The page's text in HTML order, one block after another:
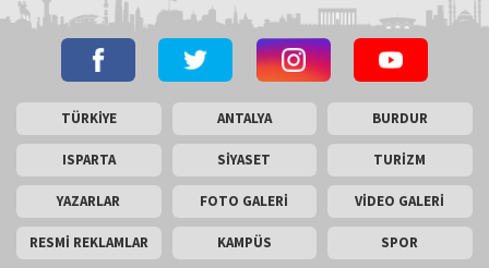
TÜRKİYE ANTALYA BURDUR
ISPARTA SİYASET TURİZM
YAZARLAR FOTO GALERİ VİDEO GALERİ
RESMİ REKLAMLAR KAMPÜS SPOR